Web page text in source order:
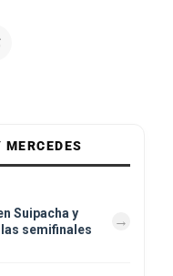
Suipacha y
semifinales